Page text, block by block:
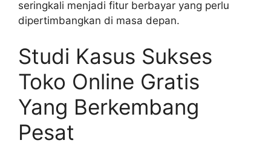
seringkali menjadi fitur berbayar yang perlu
dipertimbangkan di masa depan.
Studi Kasus Sukses
Toko Online Gratis
Yang Berkembang
Pesat